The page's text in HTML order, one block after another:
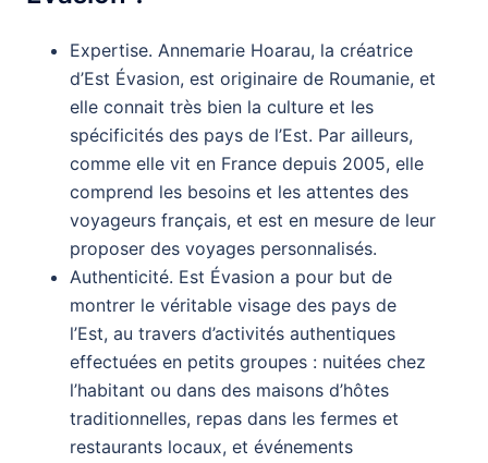
Expertise. Annemarie Hoarau, la créatrice
d’Est Évasion, est originaire de Roumanie, et
elle connait très bien la culture et les
spécificités des pays de l’Est. Par ailleurs,
comme elle vit en France depuis 2005, elle
comprend les besoins et les attentes des
voyageurs français, et est en mesure de leur
proposer des voyages personnalisés.
Authenticité. Est Évasion a pour but de
montrer le véritable visage des pays de
l’Est, au travers d’activités authentiques
effectuées en petits groupes : nuitées chez
l’habitant ou dans des maisons d’hôtes
traditionnelles, repas dans les fermes et
restaurants locaux, et événements